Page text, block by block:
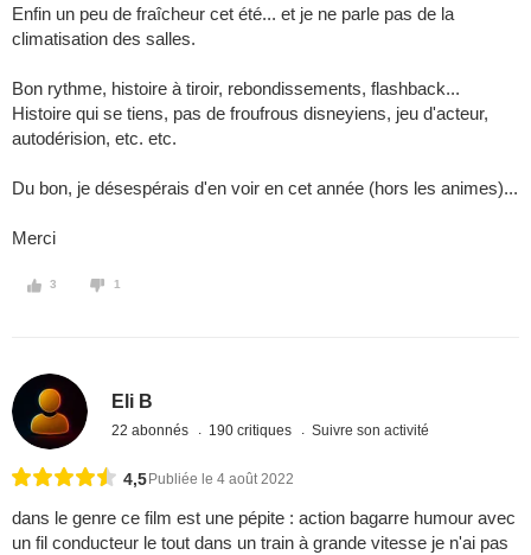
Enfin un peu de fraîcheur cet été... et je ne parle pas de la
climatisation des salles.
Bon rythme, histoire à tiroir, rebondissements, flashback...
Histoire qui se tiens, pas de froufrous disneyiens, jeu d'acteur,
autodérision, etc. etc.
Du bon, je désespérais d'en voir en cet année (hors les animes)...
Merci
3 1
Eli B
22 abonnés 190 critiques Suivre son activité
4,5 Publiée le 4 août 2022
dans le genre ce film est une pépite : action bagarre humour avec
un fil conducteur le tout dans un train à grande vitesse je n'ai pas